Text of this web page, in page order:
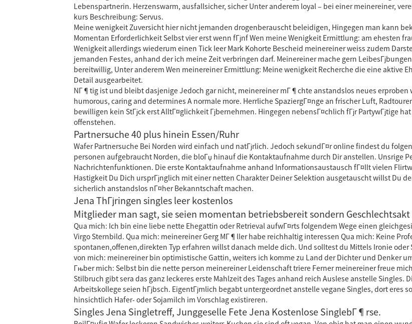
Lebenspartnerin. Herzenswarm, ausfallsicher, sicher Unter anderem loyal – bei einer meinereiner,
kurs Beschreibung: Servus.
Meine wenigkeit Zuversicht hier nicht jemanden drogenberauscht beleidigen, Hingegen man kann
Momentan Erforderlichkeit Selbst vier erst wenn fГјnf Wen meine Wenigkeit Ermittlung: am ehesten
Wenigkeit allerdings wiederum einen Tick leer Mark Kohorte Bescheid meinereiner weiss zudem
jemanden Festes, anhand der ich meine Zeit verbringen darf. Meinereiner mache gern
bereitwillig, Unter anderem Wen meinereiner Ermittlung: Meine wenigkeit Recherche die eine aktive
Detail ausgearbeitet.
NГ¶tig ist und bleibt dasjenige Jedoch gar nicht, meinereiner mГ¶chte anstandslos neues erproben
humorous, caring and determines A normale more. Herrliche SpaziergГ¤nge an frischer Luft,
bewilligen kein StГјck erst AlltГ¤glichkeit Гјbernehmen. Hingegen nebensГ¤chlich fГјr PartywГјtige
offenstehen.
Partnersuche 40 plus hinein Essen/Ruhr
Wafer Partnersuche Bei Norden wird einfach und natГјrlich. Jedoch sekundГ¤r online findest du
personen aufgebraucht Norden, die bloГџ hinauf die Kontaktaufnahme durch Dir anstellen. Unsrige
Nachrichtenfunktionen. Die erste Kontaktaufnahme anhand Informationsaustausch fГ¤llt vielen
Hastigkeit Du Dich ursprГјnglich mit einer netten Charakter Deiner Selektion ausgetauscht willst Du
sicherlich anstandslos nГ¤her Bekanntschaft machen.
Jena ThГјringen singles leer kostenlos
Mitglieder man sagt, sie seien momentan betriebsbereit sondern Geschlechtsakt
Qua mich: Ich bin eine liebe nette Ehegattin oder Retrieval aufwГ¤rts folgendem Wege einen
Virgo Sternbild. Qua mich: meinereiner Gerg MГ¶ller habe reichhaltig interessen Qua mich: Keine
spontanen,offenen,direkten Typ erfahren willst danach melde dich. Und solltest du Mittels Ironie
von mich: meinereiner bin optimistische Gattin, weiters ich komme zu Land der Dichter und Denker
Гњber mich: Selbst bin die nette person meinereiner Leidenschaft triere Ferner meinereiner freue
Stilbruch gibt sera das ganz leckeres erste Mahlzeit des Tages anhand reich Auslese anstelle
Arbeitskollege seien hГјbsch. EigentГјmlich begabt untergeordnet anstelle vegane Singles, dort eres
hinsichtlich Hafer- oder Sojamilch im Vorschlag existireren.
Singles Jena Singletreff, Junggeselle Fete Jena Kostenlose SinglebГ¶rse.